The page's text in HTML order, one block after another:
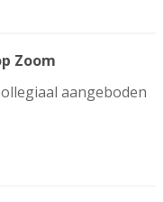
Zoom
aangeboden